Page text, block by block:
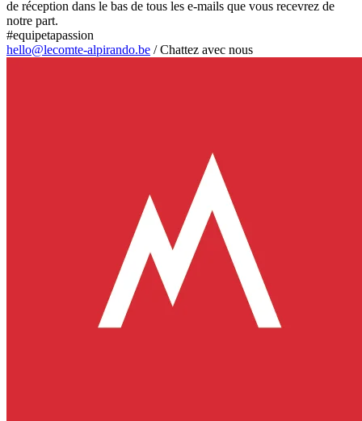
de réception dans le bas de tous les e-mails que vous recevrez de
notre part.
#equipetapassion
hello@lecomte-alpirando.be /Chattez avec nous